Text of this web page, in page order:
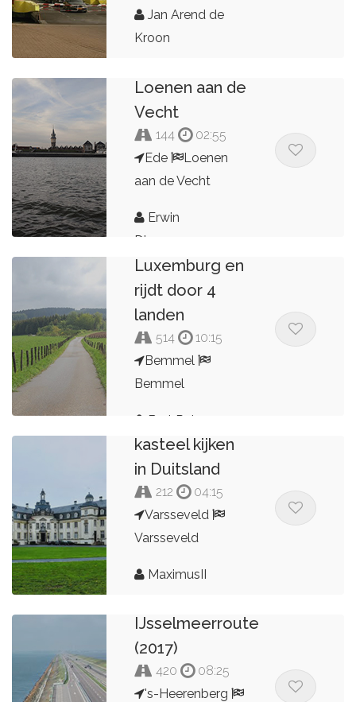
Jan Arend de
Kroon
Loenen aan de
Vecht
144
02:55
Ede
Loenen
aan de Vecht
Erwin
Dingemans
Kop van
Luxemburg en
rijdt door 4
landen
514
10:15
Bemmel
Bemmel
Bert Peters
kasteel kijken
in Duitsland
212
04:15
Varsseveld
Varsseveld
MaximusII
IJsselmeerroute
(2017)
420
08:25
's-Heerenberg